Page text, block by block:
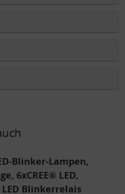
Blinker-Lampen,
6xCREE® LED,
Blinkerrelais